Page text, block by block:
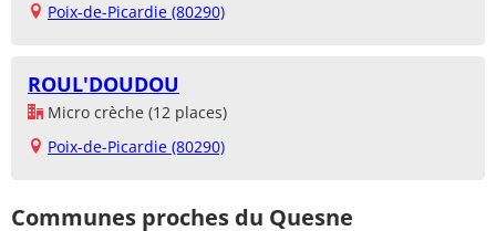
Poix-de-Picardie (80290)
ROUL'DOUDOU
Micro crèche (12 places)
Poix-de-Picardie (80290)
Communes proches du Quesne